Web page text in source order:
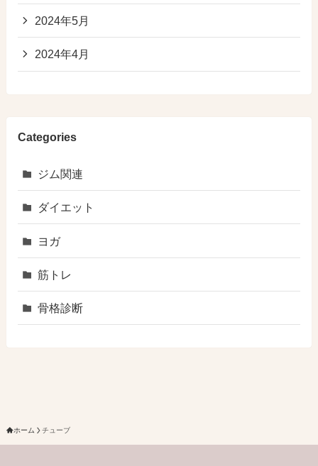
2024年5月
2024年4月
Categories
ジム関連
ダイエット
ヨガ
筋トレ
骨格診断
ホーム チューブ